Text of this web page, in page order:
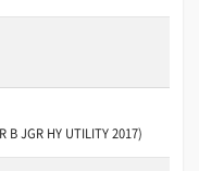
B JGR HY UTILITY 2017)